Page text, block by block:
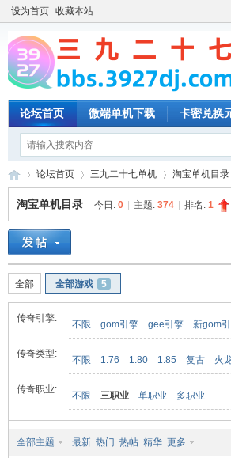
设为首页 收藏本站
论坛首页 微端单机下载 卡密兑换
»
论坛首页 三九二十七单机 淘宝单机目录
淘宝单机目录 今日: 0 主题: 374 排名: 1
全部 全部游戏 5
传奇引擎:
不限 gom引擎 gee引擎 新gom
传奇类型:
不限 1.76 1.80 1.85 复古 火
传奇职业:
不限 三职业 单职业 多职业
全部主题 最新 热门 热帖 精华 更多